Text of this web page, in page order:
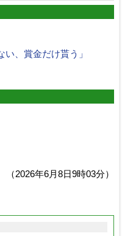
い、賞金だけ貰う」
（2026年6月8日9時03分）